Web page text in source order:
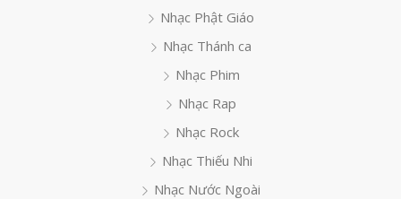
Nhạc Phật Giáo
Nhạc Thánh ca
Nhạc Phim
Nhạc Rap
Nhạc Rock
Nhạc Thiếu Nhi
Nhạc Nước Ngoài